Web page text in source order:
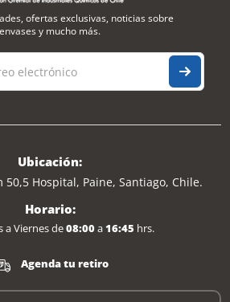
ofertas exclusivas, noticias sobre
envases y mucho más.
Ubicación:
50,5 Hospital, Paine, Santiago, Chile.
Horario:
a Viernes de08:00a16:45 hrs.
Agenda tu retiro